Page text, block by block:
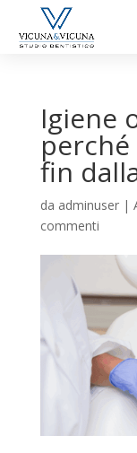
Igiene
fin
da adminuser|
commenti